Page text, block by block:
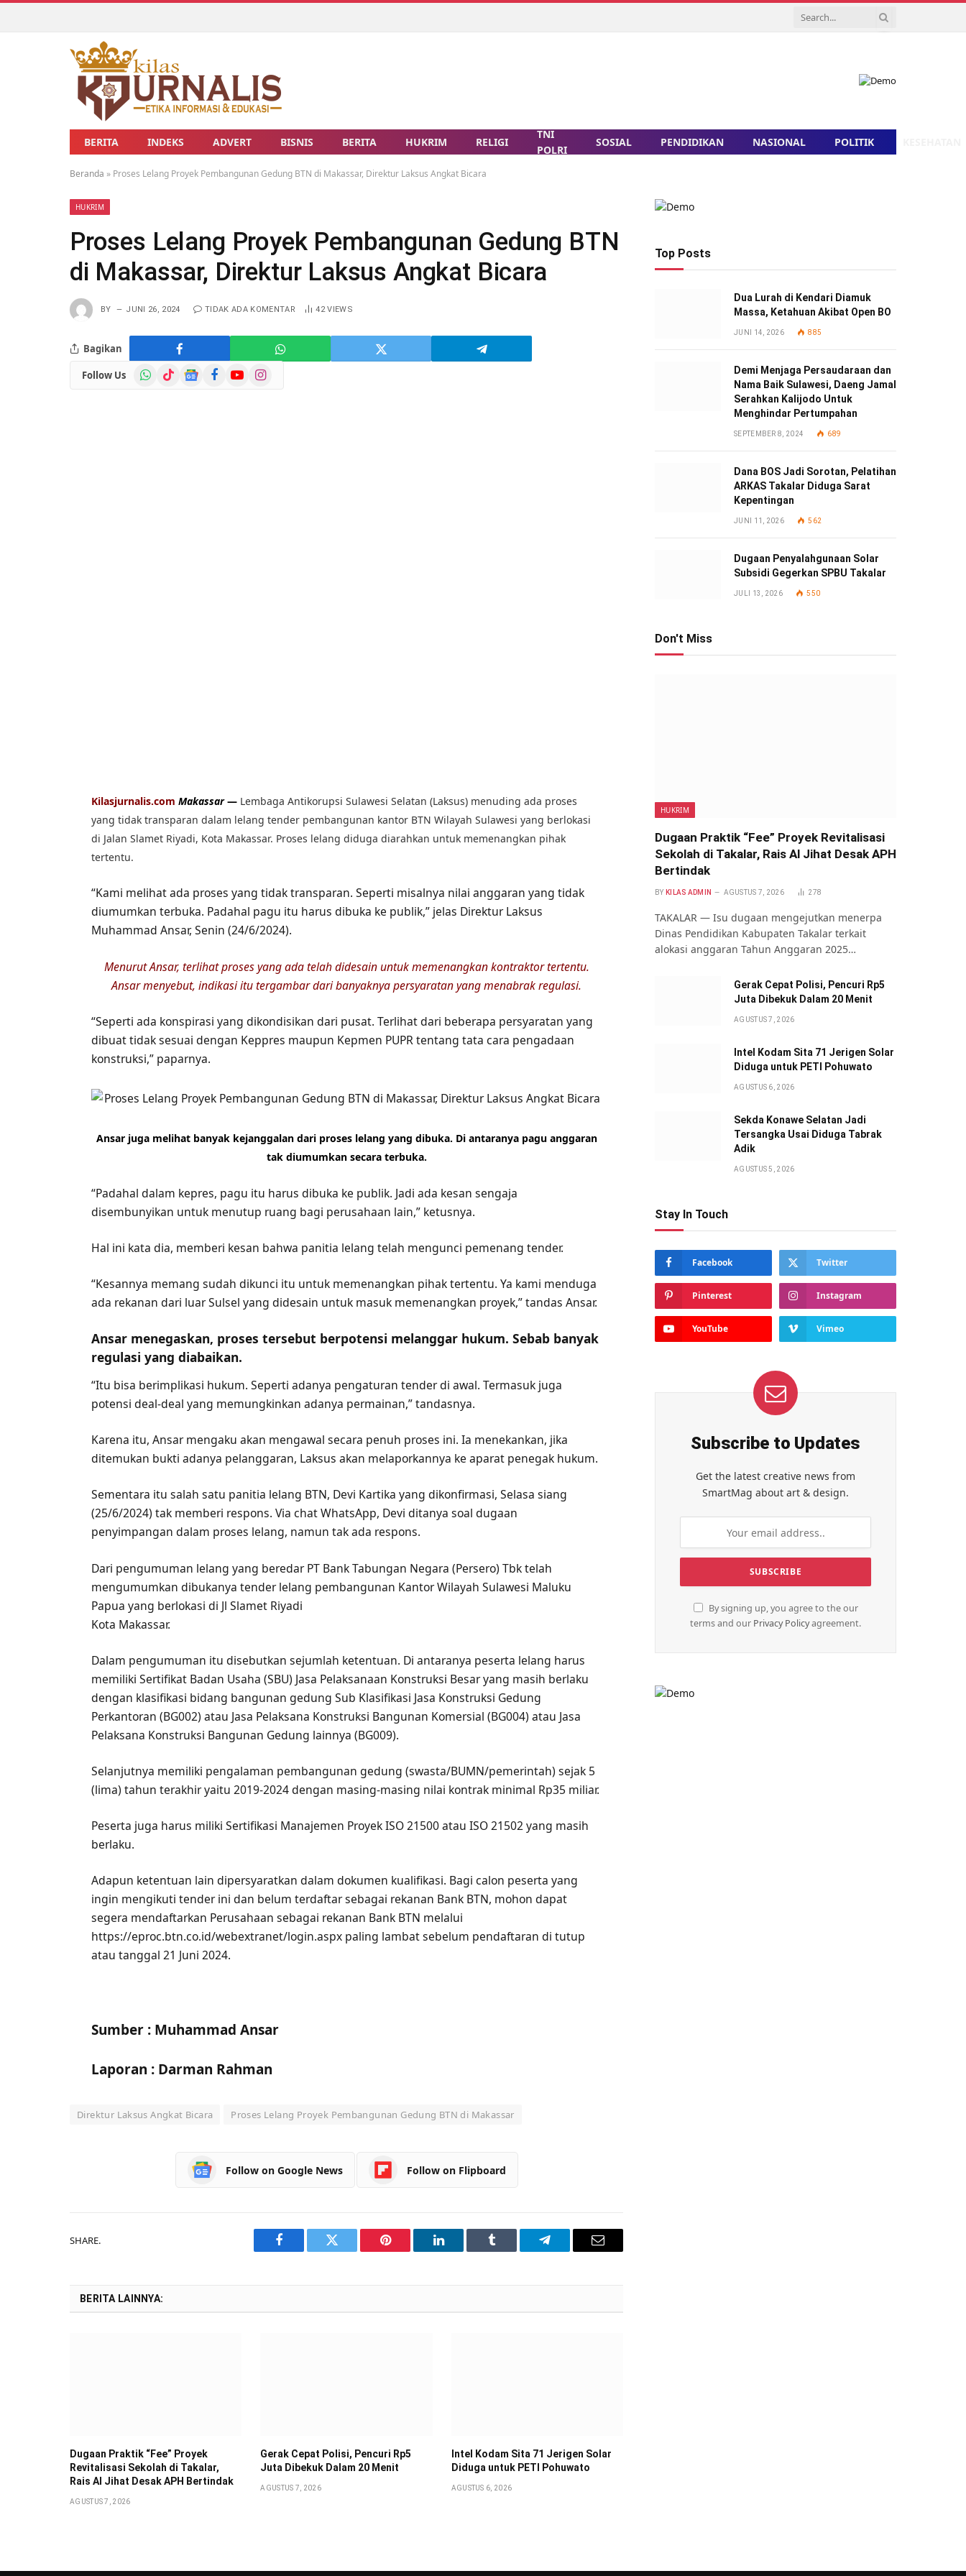
BERITA INDEKS ADVERT BISNIS BERITA HUKRIM RELIGI
TNI
POLRI
SOSIAL PENDIDIKAN NASIONAL POLITIK
Beranda » Proses Lelang Proyek Pembangunan Gedung BTN di Makassar, Direktur Laksus Angkat Bicara
HUKRIM
Proses Lelang Proyek Pembangunan Gedung BTN
di Makassar, Direktur Laksus Angkat Bicara
BY JUNI 26, 2024 TIDAK ADA KOMENTAR 42VIEWS
Bagikan
Follow Us WhatsApp
TikTokGoogle
News
FacebookYouTubeInstagram
Kilasjurnalis.comMakassar— Lembaga Antikorupsi Sulawesi Selatan (Laksus) menuding ada proses
yang tidak transparan dalam lelang tender pembangunan kantor BTN Wilayah Sulawesi yang berlokasi
di Jalan Slamet Riyadi, Kota Makassar. Proses lelang diduga diarahkan untuk memenangkan pihak
tertentu.
“Kami melihat ada proses yang tidak transparan. Seperti misalnya nilai anggaran yang tidak
diumumkan terbuka. Padahal pagu itu harus dibuka ke publik,” jelas Direktur Laksus
Muhammad Ansar, Senin (24/6/2024).
Menurut Ansar, terlihat proses yang ada telah didesain untuk memenangkan kontraktor tertentu.
Ansar menyebut, indikasi itu tergambar dari banyaknya persyaratan yang menabrak regulasi.
“Seperti ada konspirasi yang dikondisikan dari pusat. Terlihat dari beberapa persyaratan yang
dibuat tidak sesuai dengan Keppres maupun Kepmen PUPR tentang tata cara pengadaan
konstruksi,” paparnya.
Ansar juga melihat banyak kejanggalan dari proses lelang yang dibuka. Di antaranya pagu anggaran
tak diumumkan secara terbuka.
“Padahal dalam kepres, pagu itu harus dibuka ke publik. Jadi ada kesan sengaja
disembunyikan untuk menutup ruang bagi perusahaan lain,” ketusnya.
Hal ini kata dia, memberi kesan bahwa panitia lelang telah mengunci pemenang tender.
“Kesannya memang sudah dikunci itu untuk memenangkan pihak tertentu. Ya kami menduga
ada rekanan dari luar Sulsel yang didesain untuk masuk memenangkan proyek,” tandas Ansar.
Ansar menegaskan, proses tersebut berpotensi melanggar hukum. Sebab banyak
regulasi yang diabaikan.
“Itu bisa berimplikasi hukum. Seperti adanya pengaturan tender di awal. Termasuk juga
potensi deal-deal yang memungkinkan adanya permainan,” tandasnya.
Karena itu, Ansar mengaku akan mengawal secara penuh proses ini. Ia menekankan, jika
ditemukan bukti adanya pelanggaran, Laksus akan melaporkannya ke aparat penegak hukum.
Sementara itu salah satu panitia lelang BTN, Devi Kartika yang dikonfirmasi, Selasa siang
(25/6/2024) tak memberi respons. Via chat WhatsApp, Devi ditanya soal dugaan
penyimpangan dalam proses lelang, namun tak ada respons.
Dari pengumuman lelang yang beredar PT Bank Tabungan Negara (Persero) Tbk telah
mengumumkan dibukanya tender lelang pembangunan Kantor Wilayah Sulawesi Maluku
Papua yang berlokasi di Jl Slamet Riyadi
Kota Makassar.
Dalam pengumuman itu disebutkan sejumlah ketentuan. Di antaranya peserta lelang harus
memiliki Sertifikat Badan Usaha (SBU) Jasa Pelaksanaan Konstruksi Besar yang masih berlaku
dengan klasifikasi bidang bangunan gedung Sub Klasifikasi Jasa Konstruksi Gedung
Perkantoran (BG002) atau Jasa Pelaksana Konstruksi Bangunan Komersial (BG004) atau Jasa
Pelaksana Konstruksi Bangunan Gedung lainnya (BG009).
Selanjutnya memiliki pengalaman pembangunan gedung (swasta/BUMN/pemerintah) sejak 5
(lima) tahun terakhir yaitu 2019-2024 dengan masing-masing nilai kontrak minimal Rp35 miliar.
Peserta juga harus miliki Sertifikasi Manajemen Proyek ISO 21500 atau ISO 21502 yang masih
berlaku.
Adapun ketentuan lain dipersyaratkan dalam dokumen kualifikasi. Bagi calon peserta yang
ingin mengikuti tender ini dan belum terdaftar sebagai rekanan Bank BTN, mohon dapat
segera mendaftarkan Perusahaan sebagai rekanan Bank BTN melalui
https://eproc.btn.co.id/webextranet/login.aspx paling lambat sebelum pendaftaran di tutup
atau tanggal 21 Juni 2024.
Sumber : Muhammad Ansar
Laporan : Darman Rahman
Direktur Laksus Angkat Bicara Proses Lelang Proyek Pembangunan Gedung BTN di Makassar
Follow on Google News Follow on Flipboard
SHARE.
Facebook Twitter Pinterest LinkedIn Tumblr Telegram Email
BERITA LAINNYA:
Dugaan Praktik “Fee” Proyek
Revitalisasi Sekolah di Takalar,
Rais Al Jihat Desak APH Bertindak
AGUSTUS 7, 2026
Gerak Cepat Polisi, Pencuri Rp5
Juta Dibekuk Dalam 20 Menit
AGUSTUS 7, 2026
Intel Kodam Sita 71 Jerigen Solar
Diduga untuk PETI Pohuwato
AGUSTUS 6, 2026
Top Posts
Dua Lurah di Kendari Diamuk
Massa, Ketahuan Akibat Open BO
JUNI 14, 2026 885
Demi Menjaga Persaudaraan dan
Nama Baik Sulawesi, Daeng Jamal
Serahkan Kalijodo Untuk
Menghindar Pertumpahan
SEPTEMBER 8, 2024 689
Dana BOS Jadi Sorotan, Pelatihan
ARKAS Takalar Diduga Sarat
Kepentingan
JUNI 11, 2026 562
Dugaan Penyalahgunaan Solar
Subsidi Gegerkan SPBU Takalar
JULI 13, 2026 550
Don't Miss
HUKRIM
Dugaan Praktik “Fee” Proyek Revitalisasi
Sekolah di Takalar, Rais Al Jihat Desak APH
Bertindak
BY KILAS ADMIN AGUSTUS 7, 2026 278
TAKALAR — Isu dugaan mengejutkan menerpa
Dinas Pendidikan Kabupaten Takalar terkait
alokasi anggaran Tahun Anggaran 2025…
Gerak Cepat Polisi, Pencuri Rp5
Juta Dibekuk Dalam 20 Menit
AGUSTUS 7, 2026
Intel Kodam Sita 71 Jerigen Solar
Diduga untuk PETI Pohuwato
AGUSTUS 6, 2026
Sekda Konawe Selatan Jadi
Tersangka Usai Diduga Tabrak
Adik
AGUSTUS 5, 2026
Stay In Touch
Facebook Twitter
Pinterest Instagram
YouTube Vimeo
Subscribe to Updates
Get the latest creative news from
SmartMag about art & design.
By signing up, you agree to the our
terms and our Privacy Policyagreement.